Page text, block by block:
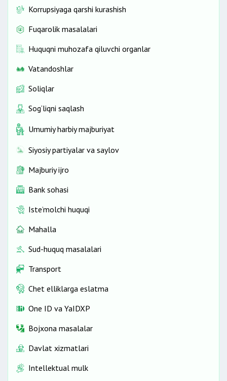
Korrupsiyaga qarshi kurashish
Fuqarolik masalalari
Huquqni muhozafa qiluvchi organlar
Vatandoshlar
Soliqlar
Sog‘liqni saqlash
Umumiy harbiy majburiyat
Siyosiy partiyalar va saylov
Majburiy ijro
Bank sohasi
Iste’molchi huquqi
Mahalla
Sud-huquq masalalari
Transport
Chet elliklarga eslatma
One ID vа YaIDXP
Bojxona masalalar
Davlat xizmatlari
Intellektual mulk